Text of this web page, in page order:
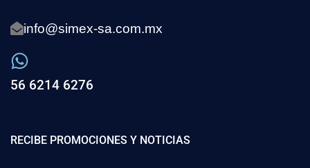
info@simex-sa.com.mx
56 6214 6276
RECIBE PROMOCIONES Y NOTICIAS